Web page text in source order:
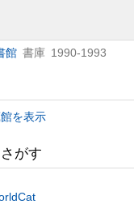
館 書庫 1990-1993
を表示
がす